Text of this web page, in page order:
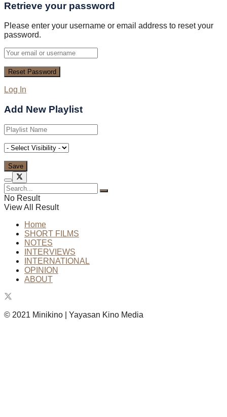
Retrieve your password
Please enter your username or email address to reset your
password.
Log In
Add New Playlist
No Result
View All Result
Home
SHORT FILMS
NOTES
INTERVIEWS
INTERNATIONAL
OPINION
ABOUT
© 2021 Minikino | Yayasan Kino Media